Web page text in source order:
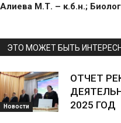
Алиева М.Т. – к.б.н.;
ЭТО МОЖЕТ БЫТЬ
Новости
ОТЧЕТ
2025 ГОД